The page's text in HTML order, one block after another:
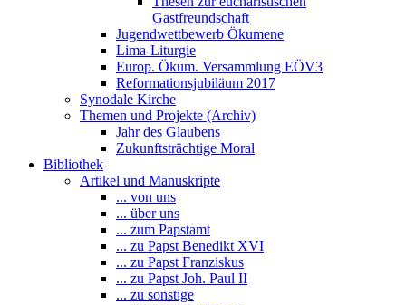
Gastfreundschaft
Jugendwettbewerb Ökumene
Lima-Liturgie
Europ. Ökum. Versammlung EÖV3
Reformationsjubiläum 2017
Synodale Kirche
Themen und Projekte (Archiv)
Jahr des Glaubens
Zukunftsträchtige Moral
Bibliothek
Artikel und Manuskripte
... von uns
... über uns
... zum Papstamt
... zu Papst Benedikt XVI
... zu Papst Franziskus
... zu Papst Joh. Paul II
... zu sonstige